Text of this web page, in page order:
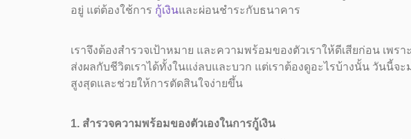
อยู่ แต่ต้องใช้การ กู้เงินและผ่อนชำระกับธนาคาร
เราจึงต้องสำรวจเป้าหมาย และความพร้อมของตัวเราให้ดีเสียก่อน เพ
ส่งผลกับชีวิตเราได้ทั้งในแง่ลบและบวก แต่เราต้องดูอะไรบ้างนั้น วันนี้จ
สูงสุดและช่วยให้การตัดสินใจง่ายขึ้น
1. สำรวจความพร้อมของตัวเองในการกู้เงิน